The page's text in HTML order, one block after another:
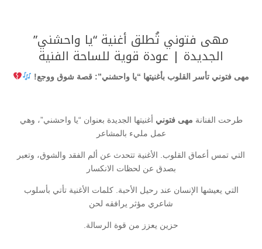
مهى فتوني تُطلق أغنية “يا واحشني”
الجديدة | عودة قوية للساحة الفنية
مهى فتوني تأسر القلوب بأغنيتها “يا واحشني”: قصة شوق ووجع!
طرحت الفنانة مهى فتوني أغنيتها الجديدة بعنوان “يا واحشني”، وهي
عمل مليء بالمشاعر
التي تمس أعماق القلوب. الأغنية تتحدث عن ألم الفقد والشوق، وتعبر
بصدق عن لحظات الانكسار
التي يعيشها الإنسان عند رحيل الأحبة. كلمات الأغنية تأتي بأسلوب
شاعري مؤثر يرافقه لحن
حزين يعزز من قوة الرسالة.